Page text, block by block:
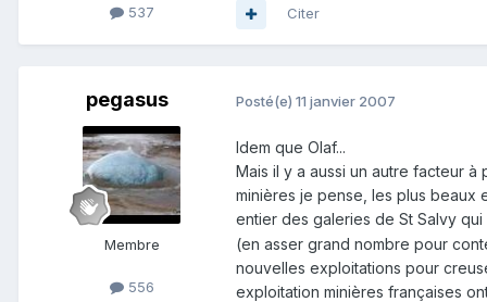
537 Citer
pegasus
Membre
556
Posté(e) 11 janvier 2007
Idem que Olaf...
Mais il y a aussi un autre facteur
minières je pense, les plus beaux
entier des galeries de St Salvy
(en asser grand nombre pour
nouvelles exploitations pour
exploitation minières françaises